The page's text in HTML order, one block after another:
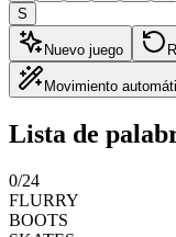
S
Nuevo juego
Movimiento
Lista de
0/24
FLURRY
BOOTS